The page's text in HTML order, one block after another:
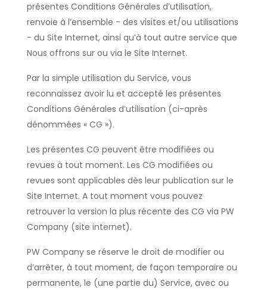
présentes Conditions Générales d’utilisation,
renvoie à l’ensemble - des visites et/ou utilisations
- du Site Internet, ainsi qu’à tout autre service que
Nous offrons sur ou via le Site Internet.
Par la simple utilisation du Service, vous
reconnaissez avoir lu et accepté les présentes
Conditions Générales d’utilisation (ci-après
dénommées « CG »).
Les présentes CG peuvent être modifiées ou
revues à tout moment. Les CG modifiées ou
revues sont applicables dès leur publication sur le
Site Internet. A tout moment vous pouvez
retrouver la version la plus récente des CG via PW
Company (site internet).
PW Company se réserve le droit de modifier ou
d’arrêter, à tout moment, de façon temporaire ou
permanente, le (une partie du) Service, avec ou